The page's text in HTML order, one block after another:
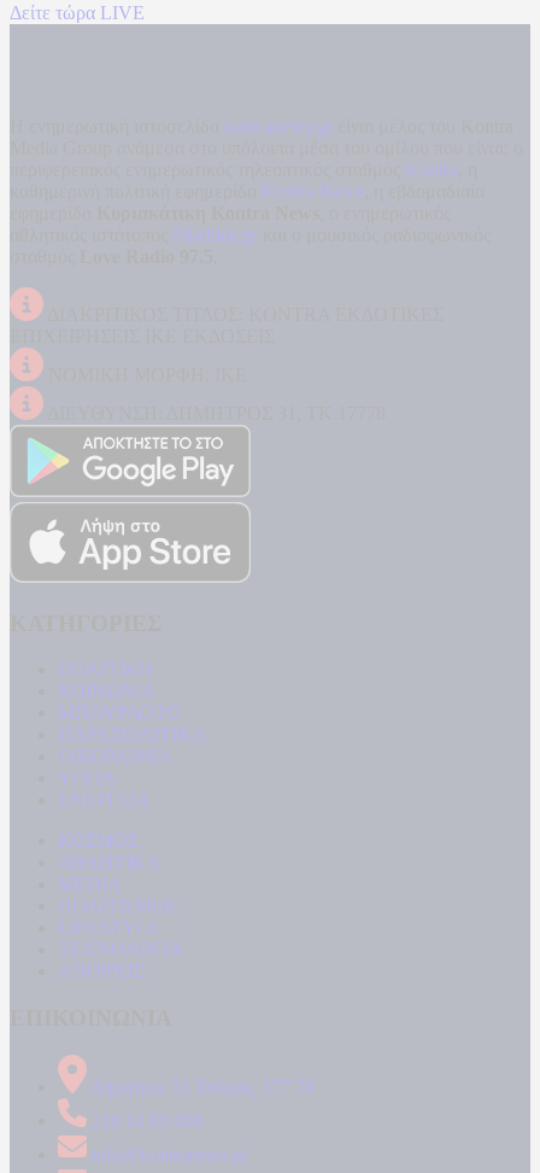
Δείτε τώρα LIVE
kontranews.gr
Kontra
Kontra News
Filathlos.gr
ΠΟΛΙΤΙΚΗ
ΚΟΙΝΩΝΙΑ
ΜΠΟΥΡΛΟΤΟ
ΠΑΡΑΠΟΛΙΤΙΚΑ
ΟΙΚΟΝΟΜΙΑ
ΥΓΕΙΑ
ΕΝΕΡΓΕΙΑ
ΚΟΣΜΟΣ
ΑΘΛΗΤΙΚΑ
MEDIA
ΠΟΛΙΤΙΣΜΟΣ
LIFESTYLE
ΤΕΧΝΟΛΟΓΙΑ
ΑΠΟΨΕΙΣ
Δήμητρος 31 Ταύρος, 177 78
210 34 89 000
info@kontranews.gr